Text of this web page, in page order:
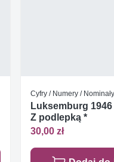
Cyfry / Numery /
Luksemburg
Z podlepką *
30,00 zł